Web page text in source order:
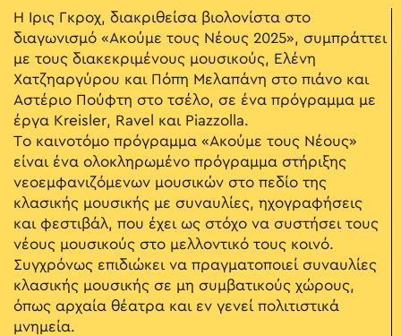
Η Ίρις Γκροχ, διακριθείσα βιολονίστα στο
διαγωνισμό «Ακούμε τους Νέους 2025», συμπράττει
με τους διακεκριμένους μουσικούς, Ελένη
Χατζηαργύρου και Πόπη Μελαπάνη στο πιάνο και
Αστέριο Πούφτη στο τσέλο, σε ένα πρόγραμμα με
έργα Kreisler, Ravel και Piazzolla.
Το καινοτόμο πρόγραμμα «Ακούμε τους Νέους»
είναι ένα ολοκληρωμένο πρόγραμμα στήριξης
νεοεμφανιζόμενων μουσικών στο πεδίο της
κλασικής μουσικής με συναυλίες, ηχογραφήσεις
και φεστιβάλ, που έχει ως στόχο να συστήσει τους
νέους μουσικούς στο μελλοντικό τους κοινό.
Συγχρόνως επιδιώκει να πραγματοποιεί συναυλίες
κλασικής μουσικής σε μη συμβατικούς χώρους,
όπως αρχαία θέατρα και εν γενεί πολιτιστικά
μνημεία.